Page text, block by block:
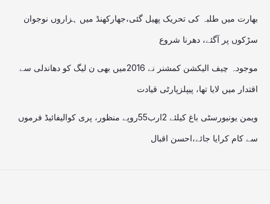
بھارت میں طلبہ کی تحریک پھیل گئی،جھارکھنڈ میں ہزاروں نوجوان
سڑکوں پر آگئے، دھرنا شروع
موجودہ چیف الیکشن کمشنر نے 2016میں بھی ن لیگ کو دھاندلی سے
اقتدار میں لایا تھا، پیپلزپارٹی قیادت
ویمن یونیورسٹی باغ کیلئے 2ارب55روپے منظور، پری کوالیفائیڈ فرموں
سے کام کرایا جائے،احسن اقبال